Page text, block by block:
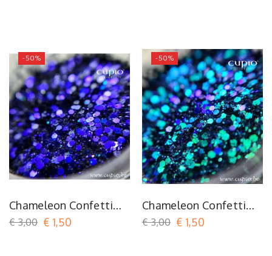
-50%
Chameleon Confetti
Royal Indigo
€ 3,00 € 1,50
-50%
Chameleon Confetti
Turquoise Green
€ 3,00 € 1,50